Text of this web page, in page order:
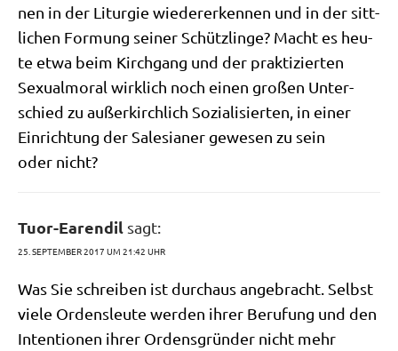
nen in der Lit­ur­gie wie­der­erken­nen und in der sitt­
li­chen For­mung sei­ner Schütz­lin­ge? Macht es heu­
te etwa beim Kirch­gang und der prak­ti­zier­ten
Sexu­al­mo­ral wirk­lich noch einen gro­ßen Unter­
schied zu außer­kirch­lich Sozia­li­sier­ten, in einer
Ein­rich­tung der Sale­sia­ner gewe­sen zu sein
oder nicht?
Tuor-Earendil sagt:
25. SEPTEMBER 2017 UM 21:42 UHR
Was Sie schrei­ben ist durch­aus ange­bracht. Selbst
vie­le Ordens­leu­te wer­den ihrer Beru­fung und den
Inten­tio­nen ihrer Ordens­grün­der nicht mehr